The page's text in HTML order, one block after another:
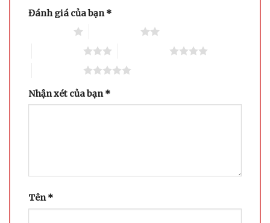
Đánh giá của bạn*
Nhận xét của bạn *
Tên*